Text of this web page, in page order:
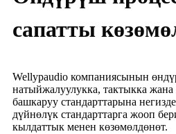
сапатты
Wellypaudio компаниясынын
натыйжалуулукка, тактыкка жана
башкаруу стандарттарына
дүйнөлүк стандарттарга жооп
кылдаттык менен көзөмөлдөнөт.